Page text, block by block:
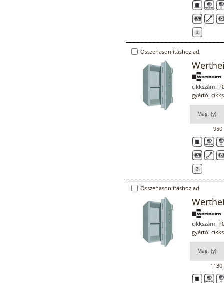
Összehasonlításhoz ad
cikkszám:
gyártói
Mag. (y)
950
Összehasonlításhoz ad
cikkszám:
gyártói
Mag. (y)
1130